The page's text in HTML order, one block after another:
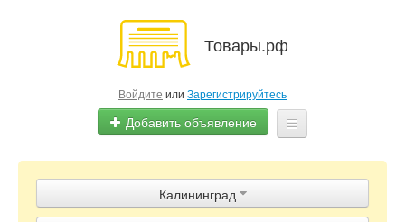
Товары.рф
Войдите или Зарегистрируйтесь
Добавить объявление
Объявления
Калининград